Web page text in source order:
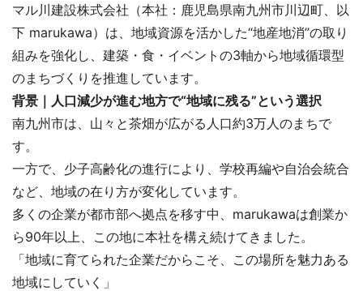
マル川建設株式会社（本社：鹿児島県南九州市川辺町、以
下 marukawa）は、地域資源を活かした“地産地消”の取り
組みを強化し、建築・食・イベントの3軸から地域循環型
のまちづくりを推進しています。
背景｜人口減少が進む地方で“地域に残る”という選択
南九州市は、山々と茶畑が広がる人口約3万人のまちで
す。
一方で、少子高齢化の進行により、学校再編や自治会統合
など、地域の在り方が変化しています。
多くの企業が都市部へ拠点を移す中、marukawaは創業か
ら90年以上、この地に本社を構え続けてきました。
「地域に育てられた企業だからこそ、この場所を魅力ある
地域にしていく」